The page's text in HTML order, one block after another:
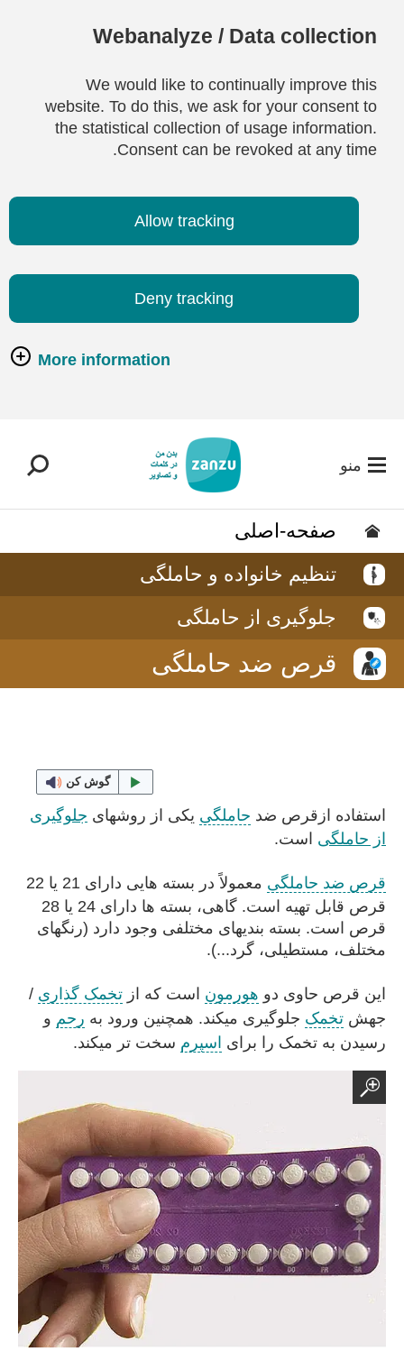
Webanalyze / Data collection
We would like to continually improve this
website. To do this, we ask for your consent to
the statistical collection of usage information.
Consent can be revoked at any time.
Allow tracking
Deny tracking
More information
منو
صفحه-اصلی
تنظیم خانواده و حاملگی
جلوگیری از حاملگی
قرص ضد حاملگی
گوش کن
استفاده ازقرص ضد حاملگی یکی از روشهای جلوگیری
از حاملگی است.
قرص ضد حاملگی معمولاً
در بسته هایی دارای 21 یا 22
قرص قابل تهیه است. گاهی، بسته ها دارای 24 یا 28
قرص است. بسته بندیهای مختلفی وجود دارد (رنگهای
مختلف، مستطیلی، گرد...).
این قرص حاوی دو هورمون است که از تخمک گذاری /
جهش تخمک جلوگیری میکند. همچنین ورود به رحم و
رسیدن به تخمک را برای اسپرم سخت تر میکند.